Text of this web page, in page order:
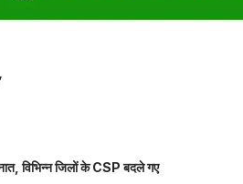
विभिन्न जिलों के CSP बदले गए